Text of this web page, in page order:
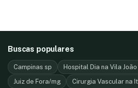
Buscas populares
Campinas sp
Hospital Dia na Vila João
Juiz de Fora/mg
Cirurgia Vascular na